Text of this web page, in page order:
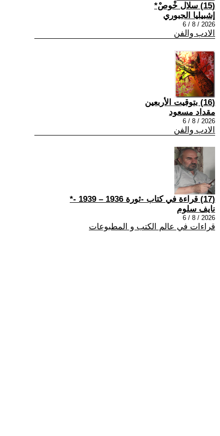
(15) سلال خْوصْ*
إشبيليا الجبوري
2026 / 8 / 6
الادب والفن
(16) بتوقيت الأربعين
مقداد مسعود
2026 / 8 / 6
الادب والفن
(17) قراءة في كتاب -ثورة 1936 – 1939 -*
نايف سلوم
2026 / 8 / 6
قراءات في عالم الكتب و المطبوعات